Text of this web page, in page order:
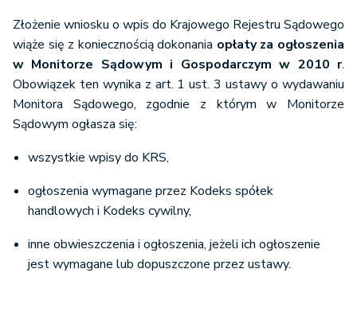
Złożenie wniosku o wpis do Krajowego Rejestru Sądowego
wiąże się z koniecznością dokonania opłaty za ogłoszenia
w Monitorze Sądowym i Gospodarczym w 2010 r.
Obowiązek ten wynika z art. 1 ust. 3 ustawy o wydawaniu
Monitora Sądowego, zgodnie z którym w Monitorze
Sądowym ogłasza się:
wszystkie wpisy do KRS,
ogłoszenia wymagane przez Kodeks spółek
handlowych i Kodeks cywilny,
inne obwieszczenia i ogłoszenia, jeżeli ich ogłoszenie
jest wymagane lub dopuszczone przez ustawy.